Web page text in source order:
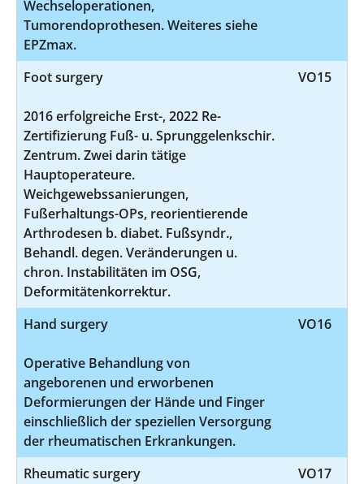
Wechseloperationen,
Tumorendoprothesen. Weiteres siehe
EPZmax.
Foot surgery
2016 erfolgreiche Erst-, 2022 Re-
Zertifizierung Fuß- u. Sprunggelenkschir.
Zentrum. Zwei darin tätige
Hauptoperateure.
Weichgewebssanierungen,
Fußerhaltungs-OPs, reorientierende
Arthrodesen b. diabet. Fußsyndr.,
Behandl. degen. Veränderungen u.
chron. Instabilitäten im OSG,
Deformitätenkorrektur.
VO15
Hand surgery
Operative Behandlung von
angeborenen und erworbenen
Deformierungen der Hände und Finger
einschließlich der speziellen Versorgung
der rheumatischen Erkrankungen.
VO16
Rheumatic surgery VO17